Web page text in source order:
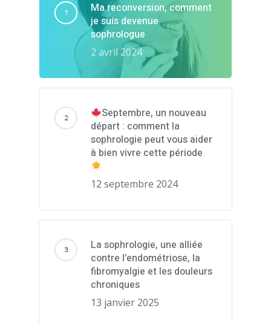
Ma reconversion, comment
je suis devenue
sophrologue
2 avril 2024
Septembre, un nouveau
départ : comment la
sophrologie peut vous aider
à bien vivre cette période
12 septembre 2024
La sophrologie, une alliée
contre l’endométriose, la
fibromyalgie et les douleurs
chroniques
13 janvier 2025